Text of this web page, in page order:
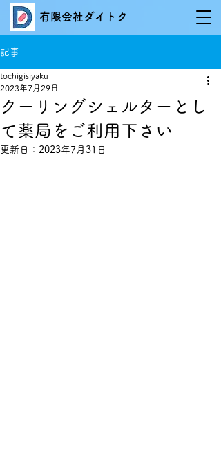
有限会社ダイトク
記事
クーリングシェルターとし
て薬局をご利用下さい
tochigisiyaku
2023年7月29日
更新日： 2023年7月31日